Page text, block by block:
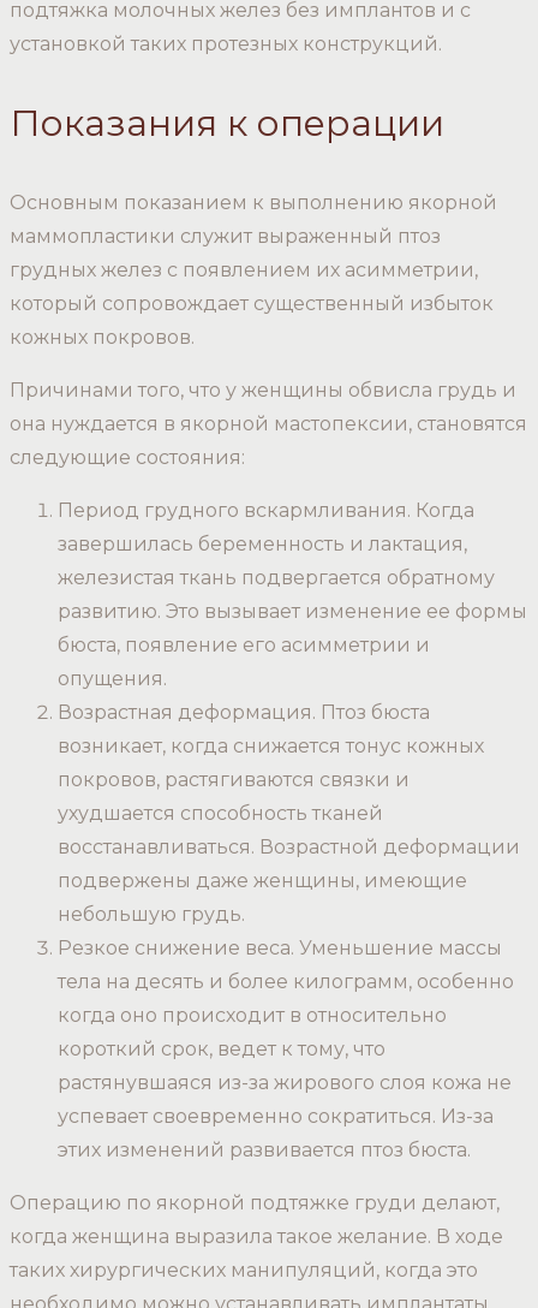
подтяжка молочных желез без имплантов и с
установкой таких протезных конструкций.
Показания к операции
Основным показанием к выполнению якорной
маммопластики служит выраженный птоз
грудных желез с появлением их асимметрии,
который сопровождает существенный избыток
кожных покровов.
Причинами того, что у женщины обвисла грудь и
она нуждается в якорной мастопексии, становятся
следующие состояния:
Период грудного вскармливания. Когда
завершилась беременность и лактация,
железистая ткань подвергается обратному
развитию. Это вызывает изменение ее формы
бюста, появление его асимметрии и
опущения.
Возрастная деформация. Птоз бюста
возникает, когда снижается тонус кожных
покровов, растягиваются связки и
ухудшается способность тканей
восстанавливаться. Возрастной деформации
подвержены даже женщины, имеющие
небольшую грудь.
Резкое снижение веса. Уменьшение массы
тела на десять и более килограмм, особенно
когда оно происходит в относительно
короткий срок, ведет к тому, что
растянувшаяся из-за жирового слоя кожа не
успевает своевременно сократиться. Из-за
этих изменений развивается птоз бюста.
Операцию по якорной подтяжке груди делают,
когда женщина выразила такое желание. В ходе
таких хирургических манипуляций, когда это